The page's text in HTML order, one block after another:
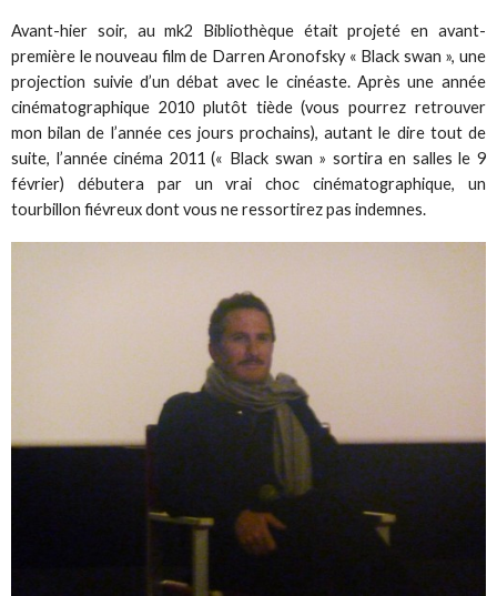
Avant-hier soir, au mk2 Bibliothèque était projeté en avant-
première le nouveau film de Darren Aronofsky « Black swan », une
projection suivie d’un débat avec le cinéaste. Après une année
cinématographique 2010 plutôt tiède (vous pourrez retrouver
mon bilan de l’année ces jours prochains), autant le dire tout de
suite, l’année cinéma 2011 (« Black swan » sortira en salles le 9
février) débutera par un vrai choc cinématographique, un
tourbillon fiévreux dont vous ne ressortirez pas indemnes.